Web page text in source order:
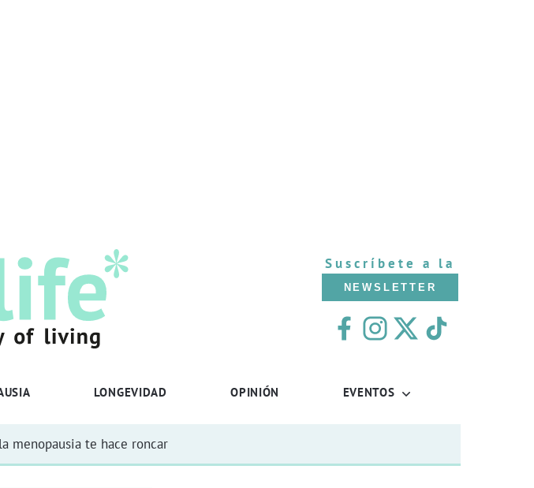
Suscríbete a la
NEWSLETTER
LONGEVIDAD OPINIÓN EVENTOS
menopausia te hace roncar